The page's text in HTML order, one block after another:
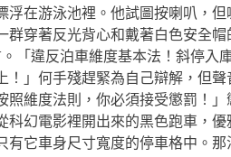
在游泳池裡。他試圖按喇叭，
穿著反光背心和戴著白色安全
「違反泊車維度基本法！斜停
」何手殘趕緊為自己辯解，但
維度法則，你必須接受懲罰！
幻電影裡開出來的黑色跑車，
它車身尺寸寬度的停車格中。